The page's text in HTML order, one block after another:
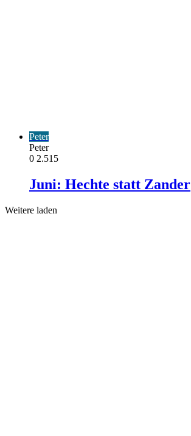
Peter
Peter
0 2.515
Juni: Hechte statt Zander
Weitere laden